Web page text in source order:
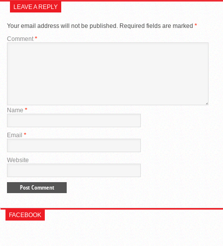
LEAVE A REPLY
Your email address will not be published. Required fields are marked *
Comment*
Name *
Email *
Website
FACEBOOK